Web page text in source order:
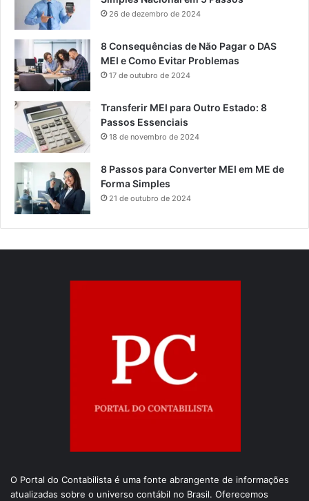
26 de dezembro de 2024
8 Consequências de Não Pagar o DAS
MEI e Como Evitar Problemas
17 de outubro de 2024
Transferir MEI para Outro Estado: 8
Passos Essenciais
18 de novembro de 2024
8 Passos para Converter MEI em ME de
Forma Simples
21 de outubro de 2024
O Portal do Contabilista é uma fonte abrangente de informações
atualizadas sobre o universo contábil no Brasil. Oferecemos